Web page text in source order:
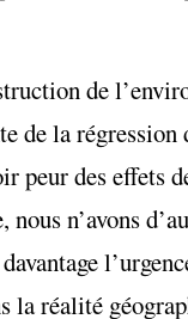
de
la
peur des effets
n’avons
réalité